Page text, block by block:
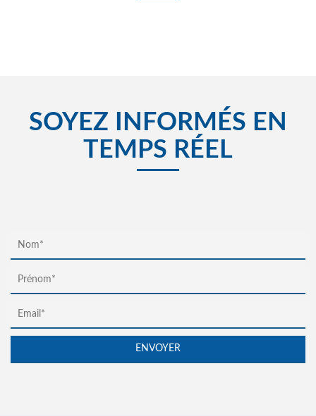
SOYEZ INFORMÉS EN
TEMPS RÉEL